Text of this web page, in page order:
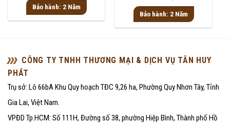
hạng
0
5
Bảo hành: 2 Năm
hạng
0
5
Bảo hành: 2 Năm
CÔNG TY TNHH THƯƠNG MẠI & DỊCH VỤ TÂN HUY
PHÁT
Trụ sở: Lô 66bA Khu Quy hoạch TĐC 9,26 ha, Phường Quy Nhơn Tây, Tỉnh
Gia Lai, Việt Nam.
VPĐD Tp.HCM: Số 111H, Đường số 38, phường Hiệp Bình, Thành phố Hồ